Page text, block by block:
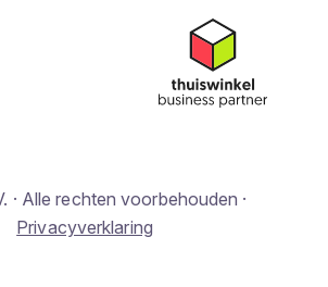
· Alle rechten voorbehouden ·
Privacyverklaring